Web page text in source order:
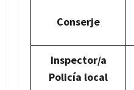
Conserje
Inspector/a
Policía local